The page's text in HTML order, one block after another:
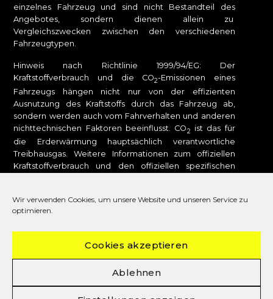
Wir verwenden Cookies, um unsere Website und unseren Service zu
optimieren.
Cookies akzeptieren
Ablehnen
einzelnes Fahrzeug und sind nicht Bestandteil des
Angebotes, sondern dienen allein zu
Vergleichszwecken zwischen den verschiedenen
Fahrzeugtypen.
Hinweis nach Richtlinie 1999/94/EG: Der
Kraftstoffverbrauch und die CO2-Emissionen eines
Fahrzeugs hängen nicht nur von der effizienten
Ausnutzung des Kraftstoffs durch das Fahrzeug ab,
sondern werden auch vom Fahrverhalten und anderen
nichttechnischen Faktoren beeinflusst. CO2
ist das für
die Erderwärmung hauptsächlich verantwortliche
Treibhausgas. Weitere Informationen zum offiziellen
Kraftstoffverbrauch und den offiziellen spezifischen
Emissionen und den Stromverbrauch neuer
oder unterwww.dat.deunentgeltlich erhältlich ist. Für
weitere Informationen siehe Pkw-